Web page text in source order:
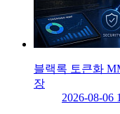
블랙록 토큰화
장
2026-08-06